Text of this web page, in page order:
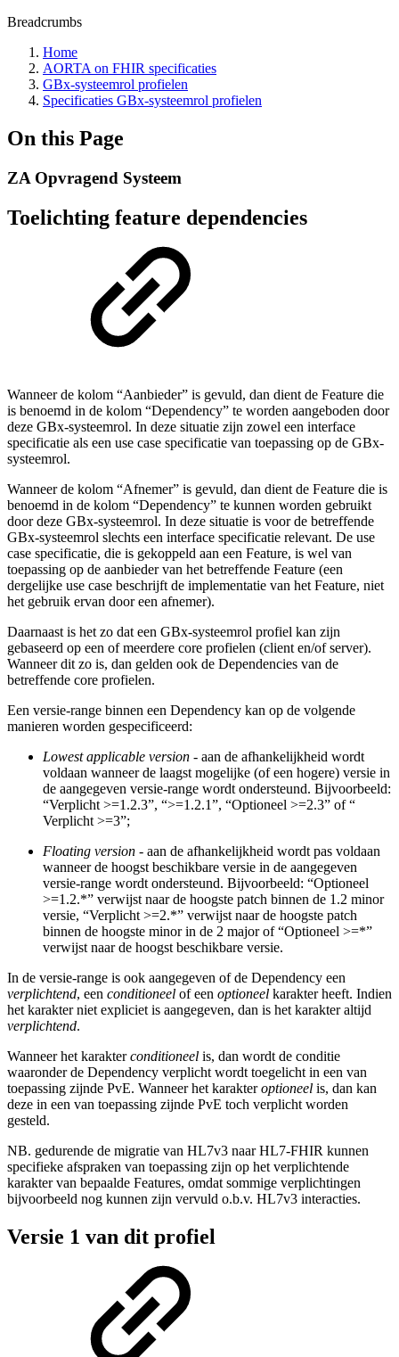
Breadcrumbs
Home
AORTA on FHIR specificaties
GBx-systeemrol profielen
Specificaties GBx-systeemrol profielen
On this Page
ZA Opvragend Systeem
Toelichting feature dependencies
Wanneer de kolom “Aanbieder” is gevuld, dan dient de Feature die
is benoemd in de kolom “Dependency” te worden aangeboden door
deze GBx-systeemrol. In deze situatie zijn zowel een interface
specificatie als een use case specificatie van toepassing op de GBx-
systeemrol.
Wanneer de kolom “Afnemer” is gevuld, dan dient de Feature die is
benoemd in de kolom “Dependency” te kunnen worden gebruikt
door deze GBx-systeemrol. In deze situatie is voor de betreffende
GBx-systeemrol slechts een interface specificatie relevant. De use
case specificatie, die is gekoppeld aan een Feature, is wel van
toepassing op de aanbieder van het betreffende Feature (een
dergelijke use case beschrijft de implementatie van het Feature, niet
het gebruik ervan door een afnemer).
Daarnaast is het zo dat een GBx-systeemrol profiel kan zijn
gebaseerd op een of meerdere core profielen (client en/of server).
Wanneer dit zo is, dan gelden ook de Dependencies van de
betreffende core profielen.
Een versie-range binnen een Dependency kan op de volgende
manieren worden gespecificeerd:
Lowest applicable version - aan de afhankelijkheid wordt
voldaan wanneer de laagst mogelijke (of een hogere) versie in
de aangegeven versie-range wordt ondersteund. Bijvoorbeeld:
“Verplicht >=1.2.3”, “>=1.2.1”, “Optioneel >=2.3” of “
Verplicht >=3”;
Floating version - aan de afhankelijkheid wordt pas voldaan
wanneer de hoogst beschikbare versie in de aangegeven
versie-range wordt ondersteund. Bijvoorbeeld: “Optioneel
>=1.2.*” verwijst naar de hoogste patch binnen de 1.2 minor
versie, “Verplicht >=2.*” verwijst naar de hoogste patch
binnen de hoogste minor in de 2 major of “Optioneel >=*”
verwijst naar de hoogst beschikbare versie.
In de versie-range is ook aangegeven of de Dependency een
verplichtend, een conditioneel of een optioneel karakter heeft. Indien
het karakter niet expliciet is aangegeven, dan is het karakter altijd
verplichtend.
Wanneer het karakterconditioneel is, dan wordt de conditie
waaronder de Dependency verplicht wordt toegelicht in een van
toepassing zijnde PvE. Wanneer het karakteroptioneel is, dan kan
deze in een van toepassing zijnde PvE toch verplicht worden
gesteld.
NB. gedurende de migratie van HL7v3 naar HL7-FHIR kunnen
specifieke afspraken van toepassing zijn op het verplichtende
karakter van bepaalde Features, omdat sommige verplichtingen
bijvoorbeeld nog kunnen zijn vervuld o.b.v. HL7v3 interacties.
Versie 1 van dit profiel